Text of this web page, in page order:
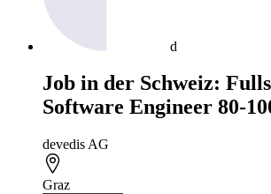
d
Job in der Schweiz:
Software Engineer 80-
devedis AG
Graz